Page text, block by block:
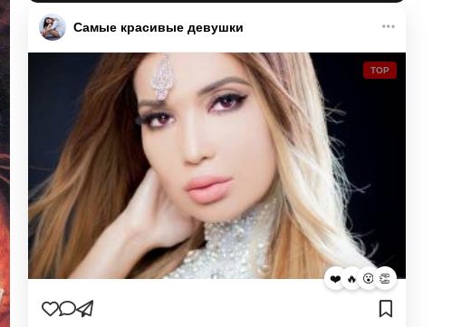
Самые красивые девушки
TOP
❤️ 🔥 😮 👏